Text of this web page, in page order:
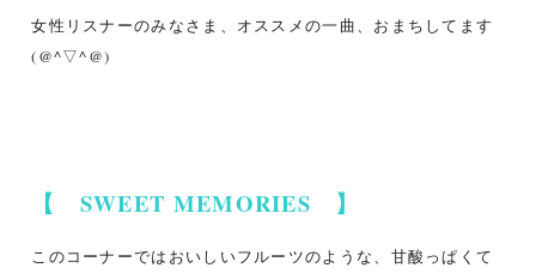
女性リスナーのみなさま、オススメの一曲、おまちしてます
(@^▽^@)
【 SWEET MEMORIES 】
このコーナーではおいしいフルーツのような、甘酸っぱくて